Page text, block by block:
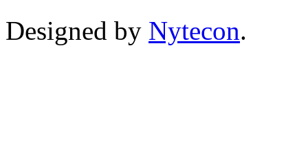
Designed by Nytecon.